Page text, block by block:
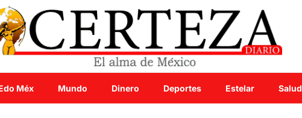
Méx Mundo Dinero Deportes Estelar Salud